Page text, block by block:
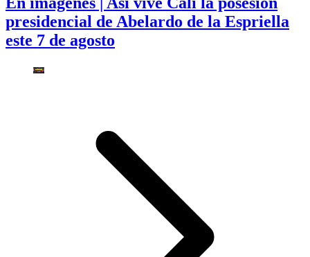
presidencial de Abelardo de la Espriella
este 7 de agosto